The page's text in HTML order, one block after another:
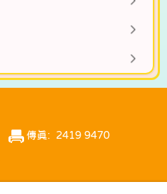
傳真: 2419 9470